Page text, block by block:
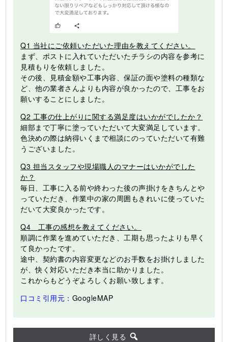
Q1 当社にご依頼いただいた理由を教えてください。
まず、ポストに入れていただいたチラシの内容を参考に
見積もりを依頼しました。
その後、見積金額や工事内容、保証の面や塗料の種類な
ど、他の業者さんよりも内容が良かったので、工事をお
願いすることにしました。
Q2 工事の仕上がりに関する満足度はいかがでしたか？
細部まで丁寧に塗っていただいて大変満足しています。
色決めの際は納得いくまで相談にのっていただいて有難
うございました。
Q3 担当スタッフや現場職人のマナーはいかがでした
か？
毎日、工事に入る前や終わった後の声掛けをきちんとや
っていただき、作業中の家の周囲もきれいに使っていた
だいて大変良かったです。
Q4 工事の感想を教えてください。
順調に作業を進めていただき、工期も思ったよりも早く
て良かったです。
途中、契約書の内容変更などのお手数をお掛けしました
が、快く対応いただき本当に助かりました。
これからもどうぞよろしくお願い致します。
口コミ引用元： GoogleMAP
詳しく見る